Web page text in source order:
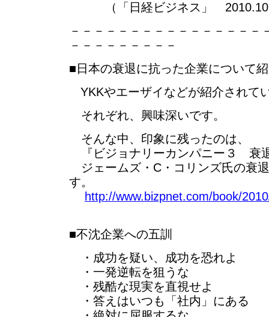
（「日経ビジネス」
－－－－－－－－－－－－－－－－
－－－－－－－－－
■日本の衰退に抗った企業について
YKKやエーザイなどが紹介されて
それぞれ、興味深いです。
そんな中、印象に残ったのは、
『ビジョナリーカンパニー３ 衰
ジェームズ・C・コリンズ氏の衰
す。
http://www.bizpnet.com/book/
■不沈企業への五訓
・成功を疑い、成功を恐れよ
・一発逆転を狙うな
・残酷な現実を直視せよ
・答えはいつも「社内」にある